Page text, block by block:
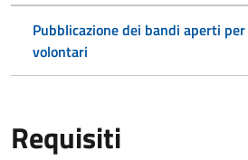
Pubblicazione dei bandi aperti
volontari
Requisiti